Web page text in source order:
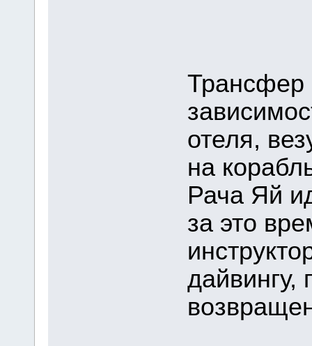
Трансфер
отеля,
на
Рача Яй
за это
дайвингу,